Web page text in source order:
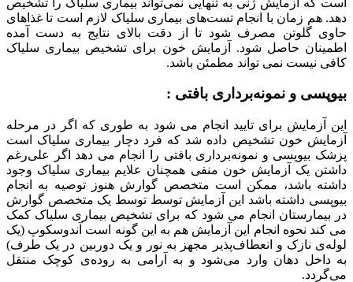
است که آزمایش ژنی به تنهایی نمی‌تواند بیماری سلیاک را تشخیص
دهد. هم زمان با انجام تست‌های بیماری سلیاک لازم است تا غذاهای
حاوی گلوتن مصرف شود تا از دقت بالای نتایج به دست آمده
اطمینان حاصل شود. آزمایش خون برای تشخیص بیماری سلیاک
کافی نیست نمی تواند مطمئن باشد.
بیوپسی و نمونه‌برداری بافتی :
این آزمایش برای تایید انجام می شود به طوری که اگر در مرحله
آزمایش خون تشخیص داده شد که فرد دچار بیماری سلیاک است
پزشک بیوپسی و نمونه‌برداری بافتی را انجام می دهد اگر علی‌رغم
داشتن یک آزمایش خون منفی همچنان علایم بیماری سلیاک وجود
داشته باشد، ممکن است متخصص گوارش هنوز توصیه به انجام
بیوپسی داشته باشد این آزمایش توسط توسط یک متخصص گوارش
در بیمارستان انجام می شود که برای تشخیص بیماری سلیاک کمک
می کند نحوه انجام این آزمایش هم به این گونه است آندوسکوپ (یک
لوله‌ی نازک و انعطاف‌پذیر مجهز به نور و یک دوربین در یک طرف)
به داخل دهان وارد می‌شود و به آرامی به روده‌ی کوچک منتقل
می‌گردد.